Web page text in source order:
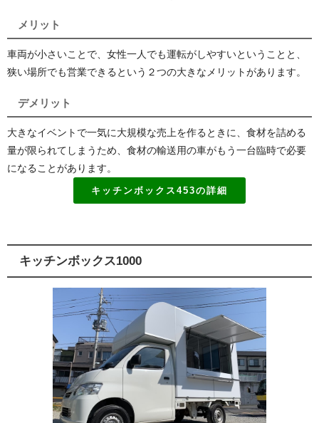
メリット
車両が小さいことで、女性一人でも運転がしやすいということと、
狭い場所でも営業できるという２つの大きなメリットがあります。
デメリット
大きなイベントで一気に大規模な売上を作るときに、食材を詰める
量が限られてしまうため、食材の輸送用の車がもう一台臨時で必要
になることがあります。
キッチンボックス453の詳細
キッチンボックス1000